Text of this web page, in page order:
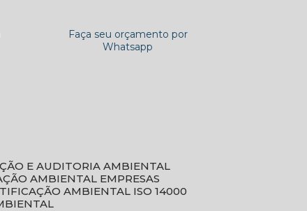
Faça seu orçamento por
Whatsapp
E AUDITORIA AMBIENTAL
AMBIENTAL EMPRESAS
AMBIENTAL ISO 14000